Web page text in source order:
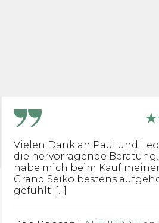
Vielen Dank an Paul und
die hervorragende
habe mich beim Kauf
Grand Seiko bestens
gefühlt. [...]